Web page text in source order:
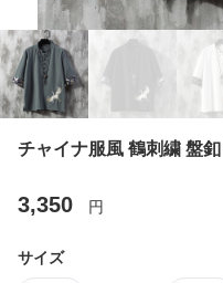
チャイナ服風 鶴刺繍 盤
3,350 円
サイズ